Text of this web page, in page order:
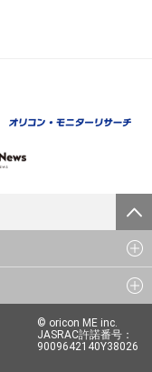
© oricon ME inc.
JASRAC許諾番号：
9009642140Y38026